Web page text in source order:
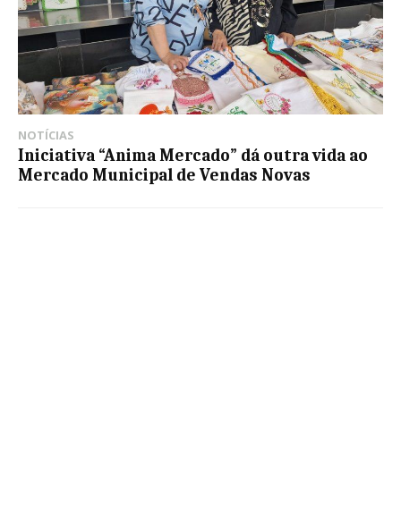
NOTÍCIAS
Iniciativa “Anima Mercado” dá outra vida ao
Mercado Municipal de Vendas Novas